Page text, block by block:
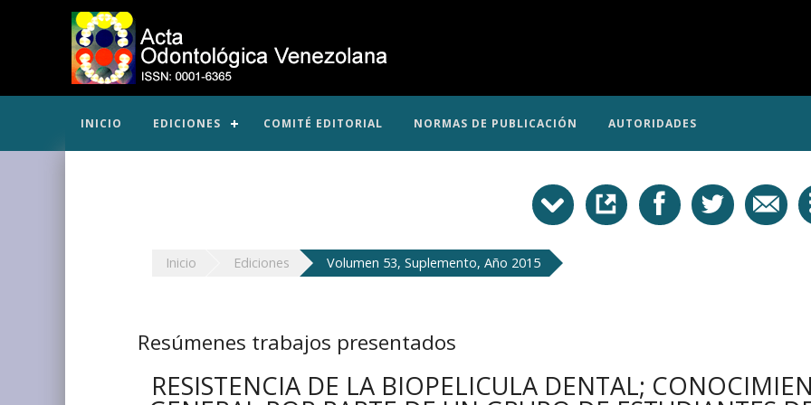
INICIO EDICIONES COMITÉ EDITORIAL NORMAS DE PUBLICACIÓN AUTORIDADES
Inicio Ediciones Volumen 53, Suplemento, Año 2015
Resúmenes trabajos presentados
RESISTENCIA DE LA BIOPELICULA DENTAL;